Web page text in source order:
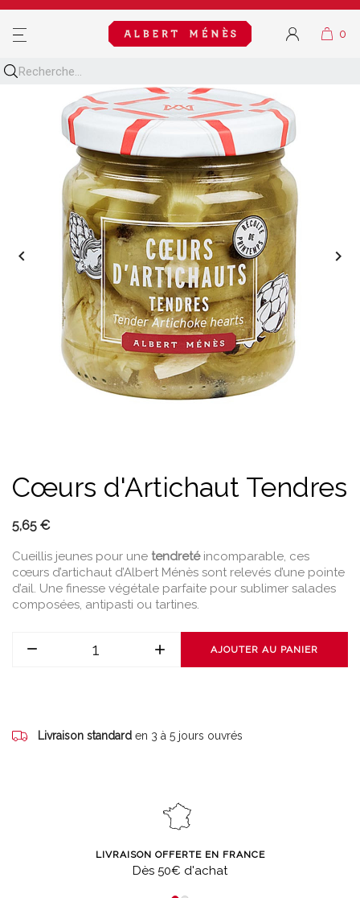
MENU
 
Cœurs d'Artichaut Tendres
5,65 €
Cueillis jeunes pour une tendretéincomparable, ces
cœurs d’artichaut d’Albert Ménès sont relevés d’une pointe
d’ail. Une finesse végétale parfaite pour sublimer salades
composées, antipasti ou tartines.
AJOUTER AU PANIER
Livraison standard en 3 à 5 jours ouvrés
LIVRAISON OFFERTE EN FRANCE
Dès 50€ d'achat